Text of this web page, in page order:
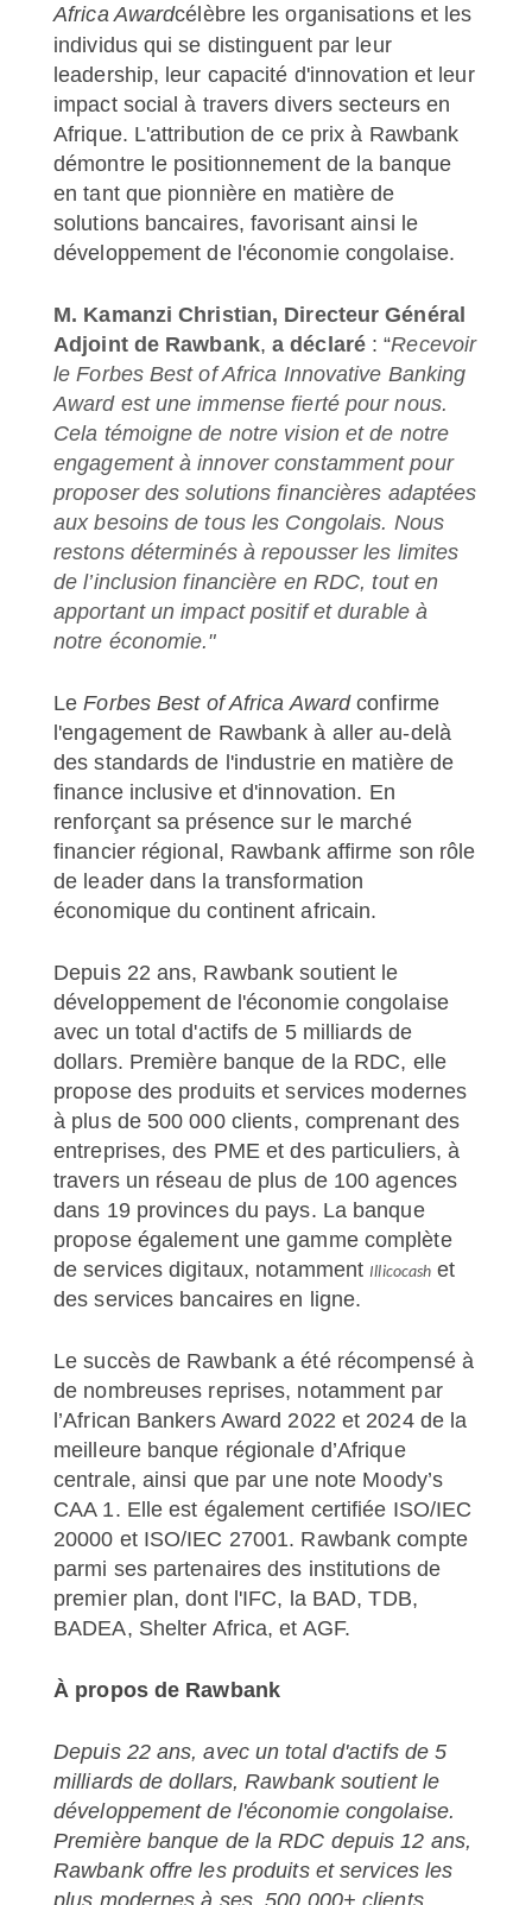
Africa Awardcélèbre les organisations et les
individus qui se distinguent par leur
leadership, leur capacité d'innovation et leur
impact social à travers divers secteurs en
Afrique. L'attribution de ce prix à Rawbank
démontre le positionnement de la banque
en tant que pionnière en matière de
solutions bancaires, favorisant ainsi le
développement de l'économie congolaise.
M. Kamanzi Christian, Directeur Général
Adjoint de Rawbank, a déclaré : “Recevoir
le Forbes Best of Africa Innovative Banking
Award est une immense fierté pour nous.
Cela témoigne de notre vision et de notre
engagement à innover constamment pour
proposer des solutions financières adaptées
aux besoins de tous les Congolais. Nous
restons déterminés à repousser les limites
de l’inclusion financière en RDC, tout en
apportant un impact positif et durable à
notre économie."
Le Forbes Best of Africa Awardconfirme
l'engagement de Rawbank à aller au-delà
des standards de l'industrie en matière de
finance inclusive et d'innovation. En
renforçant sa présence sur le marché
financier régional, Rawbank affirme son rôle
de leader dans la transformation
économique du continent africain.
Depuis 22 ans, Rawbank soutient le
développement de l'économie congolaise
avec un total d'actifs de 5 milliards de
dollars. Première banque de la RDC, elle
propose des produits et services modernes
à plus de 500 000 clients, comprenant des
entreprises, des PME et des particuliers, à
travers un réseau de plus de 100 agences
dans 19 provinces du pays. La banque
propose également une gamme complète
de services digitaux, notamment Illicocash et
des services bancaires en ligne.
Le succès de Rawbank a été récompensé à
de nombreuses reprises, notamment par
l’African Bankers Award 2022 et 2024 de la
meilleure banque régionale d’Afrique
centrale, ainsi que par une note Moody’s
CAA 1. Elle est également certifiée ISO/IEC
20000 et ISO/IEC 27001. Rawbank compte
parmi ses partenaires des institutions de
premier plan, dont l'IFC, la BAD, TDB,
BADEA, Shelter Africa, et AGF.
À propos de Rawbank
Depuis 22 ans, avec un total d'actifs de 5
milliards de dollars, Rawbank soutient le
développement de l'économie congolaise.
Première banque de la RDC depuis 12 ans,
Rawbank offre les produits et services les
plus modernes à ses 500 000+ clients